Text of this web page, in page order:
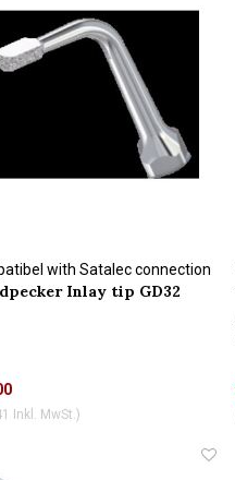
with Satalec connection
Inlay tip GD32
Inkl. MwSt.)